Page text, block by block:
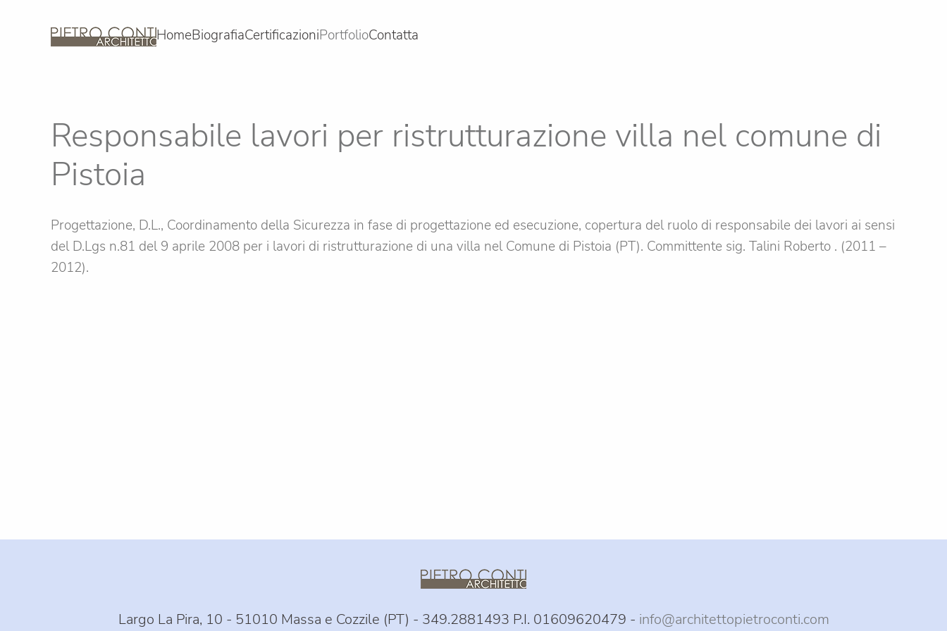
Skip to main content HomeBiografiaCertificazioniPortfolioContatta
Responsabile lavori per ristrutturazione villa nel comune di
Pistoia
Progettazione, D.L., Coordinamento della Sicurezza in fase di progettazione ed esecuzione, copertura del ruolo di responsabile dei lavori ai sensi
del D.Lgs n.81 del 9 aprile 2008 per i lavori di ristrutturazione di una villa nel Comune di Pistoia (PT). Committente sig. Talini Roberto . (2011 –
2012).
Largo La Pira, 10 - 51010 Massa e Cozzile (PT) - 349.2881493 P.I. 01609620479 - info@architettopietroconti.com